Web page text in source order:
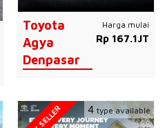
Toyota
Agya
Denpasar
Harga mulai
Rp 167.1JT
4 type available